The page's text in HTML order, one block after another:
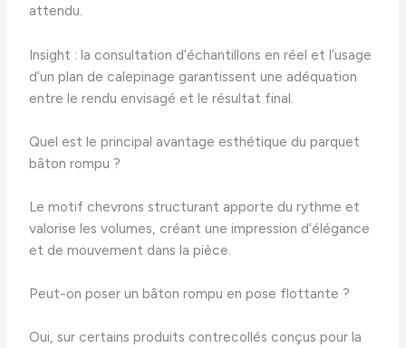
attendu.
Insight : la consultation d’échantillons en réel et l’usage
d’un plan de calepinage garantissent une adéquation
entre le rendu envisagé et le résultat final.
Quel est le principal avantage esthétique du parquet
bâton rompu ?
Le motif chevrons structurant apporte du rythme et
valorise les volumes, créant une impression d’élégance
et de mouvement dans la pièce.
Peut-on poser un bâton rompu en pose flottante ?
Oui, sur certains produits contrecollés conçus pour la